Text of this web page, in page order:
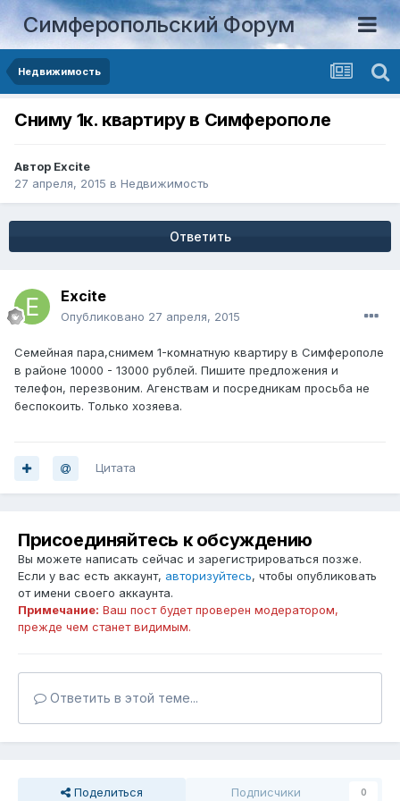
Симферопольский Форум
Недвижимость
Сниму 1к. квартиру в Симферополе
Автор Excite
27 апреля, 2015 в Недвижимость
Ответить
Excite
Опубликовано 27 апреля, 2015
Семейная пара,снимем 1-комнатную квартиру в Симферополе
в районе 10000 - 13000 рублей. Пишите предложения и
телефон, перезвоним. Агенствам и посредникам просьба не
беспокоить. Только хозяева.
Цитата
Присоединяйтесь к обсуждению
Вы можете написать сейчас и зарегистрироваться позже.
Если у вас есть аккаунт, авторизуйтесь, чтобы опубликовать
от имени своего аккаунта.
Примечание: Ваш пост будет проверен модератором,
прежде чем станет видимым.
Ответить в этой теме...
Поделиться Подписчики 0